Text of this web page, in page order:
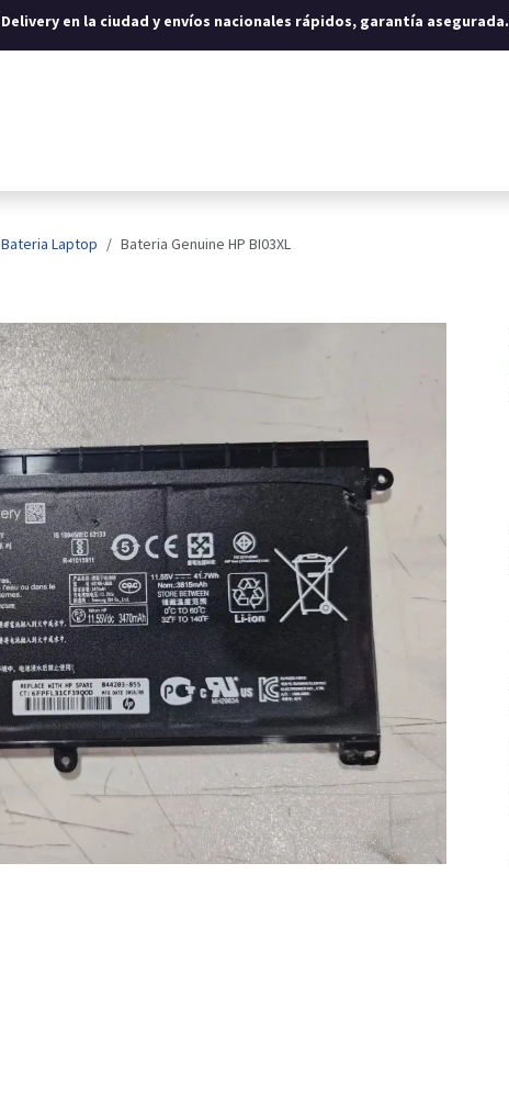
Delivery en la ciudad y envíos nacionales rápidos, garantía asegurada.
Bateria Laptop Bateria Genuine HP BI03XL